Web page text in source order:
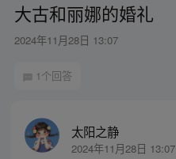
大古和丽娜的婚礼
2024年11月28日 13:07
1个回答
太阳之静
2024年11月28日 13:07